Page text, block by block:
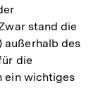
stand die
außerhalb des
die
ein wichtiges